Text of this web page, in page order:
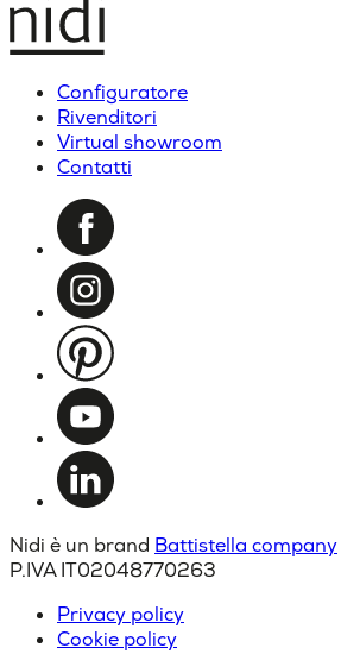
Configuratore
Rivenditori
Virtual showroom
Contatti
Nidi è un brand Battistella company
P.IVA IT02048770263
Privacy policy
Cookie policy